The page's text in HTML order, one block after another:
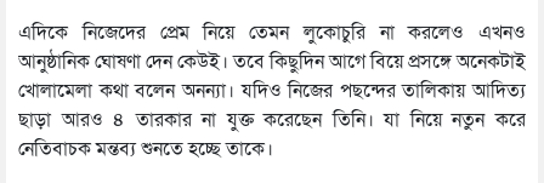
এদিকে নিজেদের প্রেম নিয়ে তেমন লুকোচুরি না করলেও এখনও
আনুষ্ঠানিক ঘোষণা দেন কেউই। তবে কিছুদিন আগে বিয়ে প্রসঙ্গে অনেকটাই
খোলামেলা কথা বলেন অনন্যা। যদিও নিজের পছন্দের তালিকায় আদিত্য
ছাড়া আরও ৪ তারকার না যুক্ত করেছেন তিনি। যা নিয়ে নতুন করে
নেতিবাচক মন্তব্য শুনতে হচ্ছে তাকে।